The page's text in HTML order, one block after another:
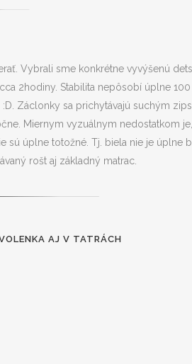
Vybrali sme konkrétne vyvýšenú
2hodiny. Stabilita nepôsobí úplne 100
Záclonky sa prichytávajú suchým
Miernym vyzuálnym nedostatkom
úplne totožné. Tj. biela nie je úplne
rošt aj základný matrac.
AJ V TATRÁCH